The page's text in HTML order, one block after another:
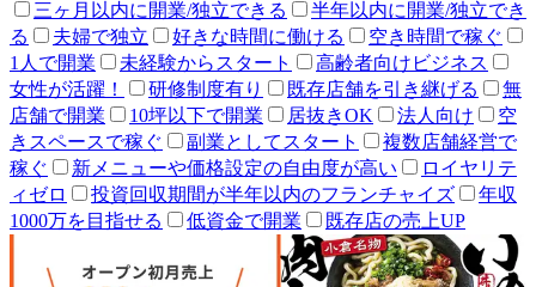
三ヶ月以内に開業/独立できる
半年以内に開業/独立でき
る
夫婦で独立 好きな時間に働ける
空き時間で稼ぐ
1人で開業
未経験からスタート
高齢者向けビジネス
女性が活躍！
研修制度有り 既存店舗を引き継げる
無
店舗で開業
10坪以下で開業 居抜きOK 法人向け
空
きスペースで稼ぐ
副業としてスタート
複数店舗経営で
稼ぐ
新メニューや価格設定の自由度が高い
ロイヤリテ
ィゼロ
投資回収期間が半年以内のフランチャイズ
年収
1000万を目指せる
低資金で開業 既存店の売上UP